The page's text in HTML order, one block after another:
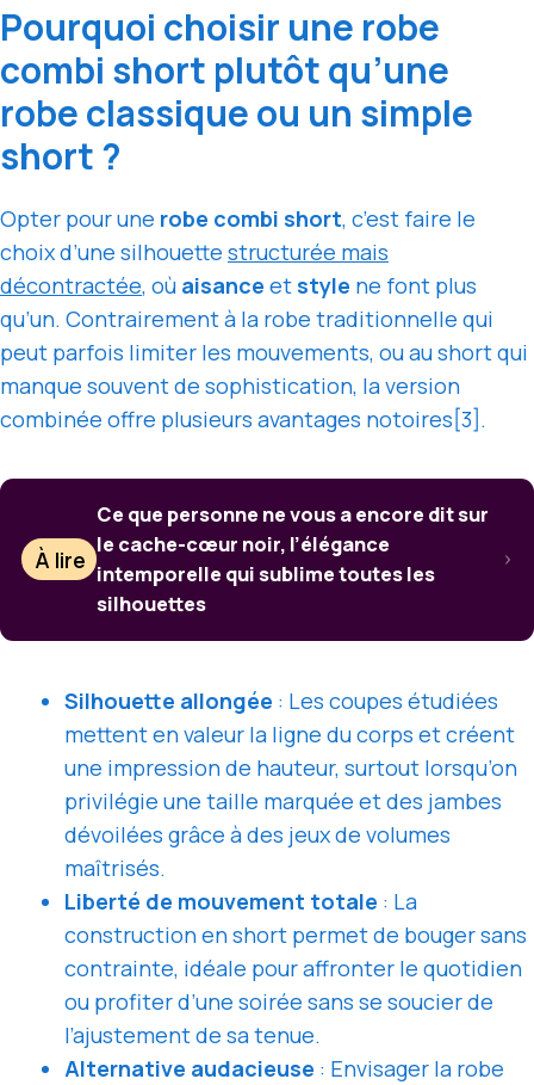
Pourquoi choisir une robe
combi short plutôt qu’une
robe classique ou un simple
short ?
Opter pour une robe combi short, c’est faire le
choix d’une silhouette structurée mais
décontractée, où aisance et style ne font plus
qu’un. Contrairement à la robe traditionnelle qui
peut parfois limiter les mouvements, ou au short qui
manque souvent de sophistication, la version
combinée offre plusieurs avantages notoires[3].
À lire
Ce que personne ne vous a encore dit sur
le cache-cœur noir, l’élégance
intemporelle qui sublime toutes les
silhouettes
Silhouette allongée : Les coupes étudiées
mettent en valeur la ligne du corps et créent
une impression de hauteur, surtout lorsqu’on
privilégie une taille marquée et des jambes
dévoilées grâce à des jeux de volumes
maîtrisés.
Liberté de mouvement totale : La
construction en short permet de bouger sans
contrainte, idéale pour affronter le quotidien
ou profiter d’une soirée sans se soucier de
l’ajustement de sa tenue.
Alternative audacieuse : Envisager la robe